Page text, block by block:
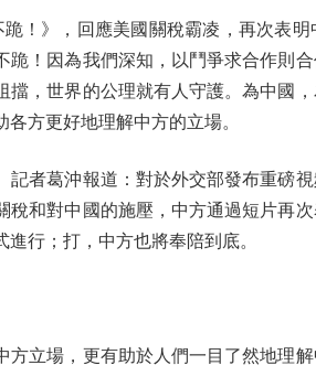
》，回應美國關稅霸凌，再次表明
！因為我們深知，以鬥爭求合作則
擋，世界的公理就有人守護。為中國
方更好地理解中方的立場。
葛沖報道：對於外交部發布重磅視
稅和對中國的施壓，中方通過短片再
行；打，中方也將奉陪到底。
場，更有助於人們一目了然地理解